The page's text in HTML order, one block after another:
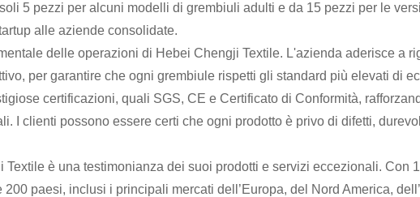
5 pezzi per alcuni modelli di grembiuli adulti e da 15 pezzi per le
alle aziende consolidate.
delle operazioni di Hebei Chengji Textile. L'azienda aderisce a
per garantire che ogni grembiule rispetti gli standard più elevati di
certificazioni, quali SGS, CE e Certificato di Conformità,
I clienti possono essere certi che ogni prodotto è privo di difetti,
è una testimonianza dei suoi prodotti e servizi eccezionali. Con
paesi, inclusi i principali mercati dell’Europa, del Nord America,